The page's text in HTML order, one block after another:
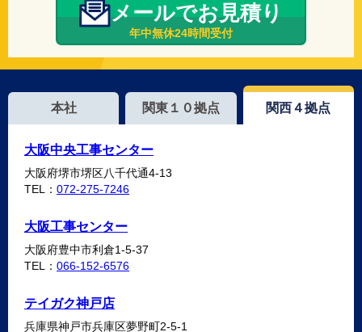
メールでお見積り
年中無休24時間受付
本社 関東１０拠点 関西４拠点
大阪中央工事センター
大阪府堺市堺区八千代通4-13
TEL： 072-275-7246
大阪工事センター
大阪府豊中市利倉1-5-37
TEL： 066-152-6576
テイガク神戸店
兵庫県神戸市兵庫区夢野町2-5-1